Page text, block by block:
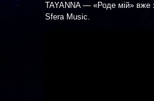
TAYANNA — «Роде мій» вже
Sfera Music.